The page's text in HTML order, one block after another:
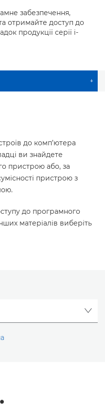
забезпечення,
отримайте доступ до
продукції серії i-
+
до комп’ютера
ви знайдете
пристрою або, за
пристрою з
до програмного
матеріалів виберіть